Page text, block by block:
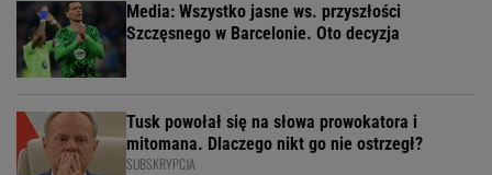
Media: Wszystko jasne ws. przyszłości
Szczęsnego w Barcelonie. Oto decyzja
Tusk powołał się na słowa prowokatora i
mitomana. Dlaczego nikt go nie ostrzegł?
SUBSKRYPCJA